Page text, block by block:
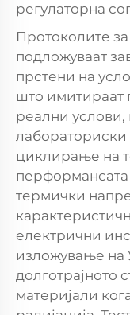
регулаторна
Протоколите
подложуваат
прстени на
што имитираат
реални
лабораториски
циклирање на
термички
електрични
изложување на
долготрајното
материјали